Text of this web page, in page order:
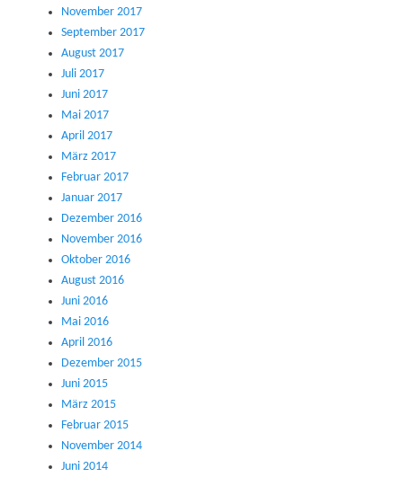
November 2017
September 2017
August 2017
Juli 2017
Juni 2017
Mai 2017
April 2017
März 2017
Februar 2017
Januar 2017
Dezember 2016
November 2016
Oktober 2016
August 2016
Juni 2016
Mai 2016
April 2016
Dezember 2015
Juni 2015
März 2015
Februar 2015
November 2014
Juni 2014